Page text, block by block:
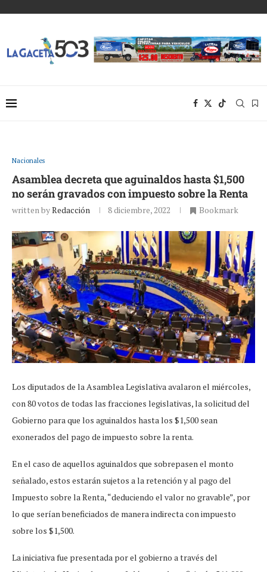
Nacionales
Asamblea decreta que aguinaldos hasta $1,500
no serán gravados con impuesto sobre la Renta
written byRedacción 8 diciembre, 2022 Bookmark
Los diputados de la Asamblea Legislativa avalaron el miércoles,
con 80 votos de todas las fracciones legislativas, la solicitud del
Gobierno para que los aguinaldos hasta los $1,500 sean
exonerados del pago de impuesto sobre la renta.
En el caso de aquellos aguinaldos que sobrepasen el monto
señalado, estos estarán sujetos a la retención y al pago del
Impuesto sobre la Renta, “deduciendo el valor no gravable”, por
lo que serían beneficiados de manera indirecta con impuesto
sobre los $1,500.
La iniciativa fue presentada por el gobierno a través del